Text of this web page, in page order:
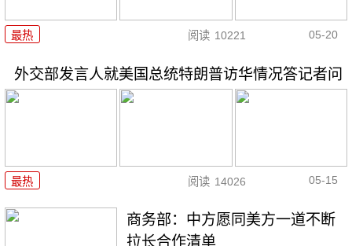
最热 阅读 10221 05-20
外交部发言人就美国总统特朗普访华情况答记者问
最热 阅读 14026 05-15
商务部：中方愿同美方一道不断
拉长合作清单